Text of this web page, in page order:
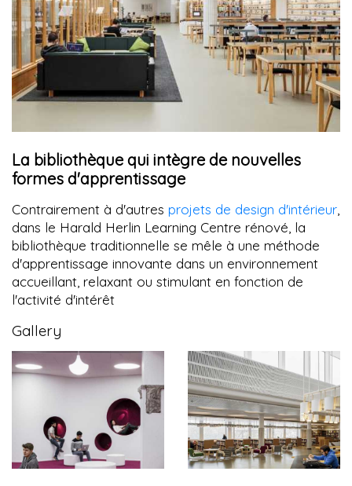
La bibliothèque qui intègre de nouvelles
formes d'apprentissage
Contrairement à d'autres projets de design d'intérieur
dans le Harald Herlin Learning Centre rénové, la
bibliothèque traditionnelle se mêle à une méthode
d'apprentissage innovante dans un environnement
accueillant, relaxant ou stimulant en fonction de
l'activité d'intérêt
Gallery